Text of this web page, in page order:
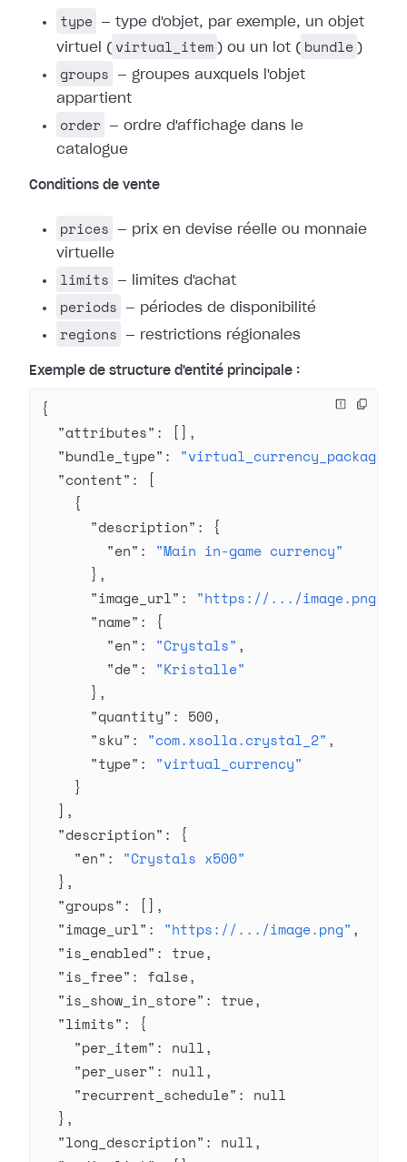
type
— type d'objet, par exemple, un objet
virtuel ( virtual_item ) ou un lot ( bundle )
groups
— groupes auxquels l'objet
appartient
order
— ordre d'affichage dans le
catalogue
Conditions de vente
prices
— prix en devise réelle ou monnaie
virtuelle
limits — limites d'achat
periods — périodes de disponibilité
regions — restrictions régionales
Exemple de structure d'entité principale :
{
  "attributes"
: [],
  "bundle_type"
: "virtual_currency_package"
  "content"
: [
    {
      "description"
: {
        "en"
: "Main in-game currency"
      },
      "image_url"
: "https://.../image.png"
      "name"
: {
        "en"
: "Crystals" ,
        "de"
: "Kristalle"
      },
      "quantity"
: 500,
      "sku"
: "com.xsolla.crystal_2" ,
      "type"
: "virtual_currency"
    }
  ],
  "description"
: {
    "en"
: "Crystals x500"
  },
  "groups"
: [],
  "image_url"
: "https://.../image.png" ,
  "is_enabled"
: true,
  "is_free"
: false,
  "is_show_in_store"
: true,
  "limits"
: {
    "per_item"
: null,
    "per_user"
: null,
    "recurrent_schedule"
: null
  },
  "long_description"
: null,